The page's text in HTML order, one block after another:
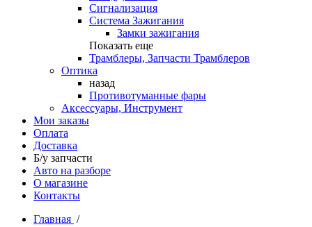
Сигнализация
Система Зажигания
Замки зажигания
Показать еще
Трамблеры, Запчасти Трамблеров
Оптика
назад
Противотуманные фары
Аксессуары, Инструмент
Мои заказы
Оплата
Доставка
Б/у запчасти
Авто на разборе
О магазине
Контакты
Главная /